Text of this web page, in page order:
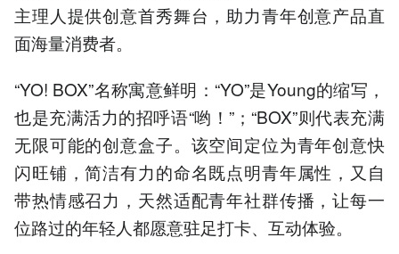
主理人提供创意首秀舞台，助力青年创意产品直
面海量消费者。
“YO! BOX”名称寓意鲜明：“YO”是Young的缩写，
也是充满活力的招呼语“哟！”；“BOX”则代表充满
无限可能的创意盒子。该空间定位为青年创意快
闪旺铺，简洁有力的命名既点明青年属性，又自
带热情感召力，天然适配青年社群传播，让每一
位路过的年轻人都愿意驻足打卡、互动体验。